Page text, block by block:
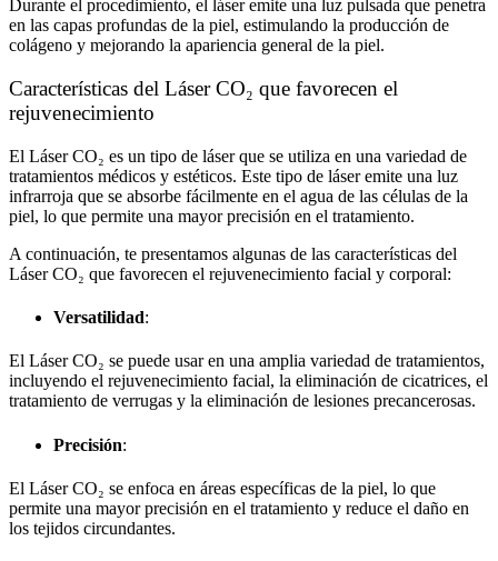
Durante el procedimiento, el láser emite una luz pulsada que penetra
en las capas profundas de la piel, estimulando la producción de
colágeno y mejorando la apariencia general de la piel.
Características del Láser CO₂ que favorecen el
rejuvenecimiento
El Láser CO₂ es un tipo de láser que se utiliza en una variedad de
tratamientos médicos y estéticos. Este tipo de láser emite una luz
infrarroja que se absorbe fácilmente en el agua de las células de la
piel, lo que permite una mayor precisión en el tratamiento.
A continuación, te presentamos algunas de las características del
Láser CO₂ que favorecen el rejuvenecimiento facial y corporal:
Versatilidad:
El Láser CO₂ se puede usar en una amplia variedad de tratamientos,
incluyendo el rejuvenecimiento facial, la eliminación de cicatrices, el
tratamiento de verrugas y la eliminación de lesiones precancerosas.
Precisión:
El Láser CO₂ se enfoca en áreas específicas de la piel, lo que
permite una mayor precisión en el tratamiento y reduce el daño en
los tejidos circundantes.